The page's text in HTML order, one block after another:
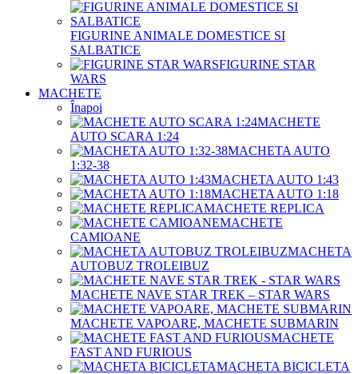
FIGURINE ANIMALE DOMESTICE SI
SALBATICE
FIGURINE STAR
WARS
MACHETE
Înapoi
MACHETE
AUTO SCARA 1:24
MACHETA AUTO
1:32-38
MACHETA AUTO 1:43
MACHETA AUTO 1:18
MACHETE REPLICA
MACHETE
CAMIOANE
MACHETA
AUTOBUZ TROLEIBUZ
MACHETE NAVE STAR TREK – STAR WARS
MACHETE VAPOARE, MACHETE SUBMARIN
MACHETE
FAST AND FURIOUS
MACHETA BICICLETA